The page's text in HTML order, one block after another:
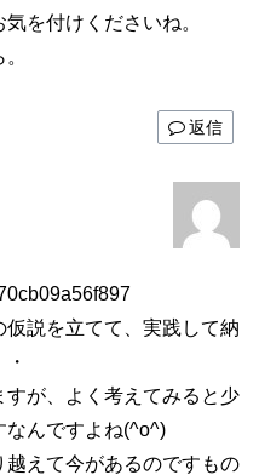
を付けくださいね。
返信
説を立てて、実践して納
が、よく考えてみると少
なんですよね(^o^)
越えて今があるのですもの